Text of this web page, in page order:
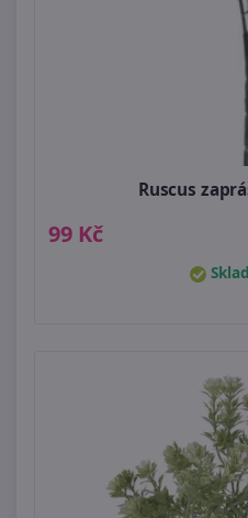
Ruscus
99 Kč